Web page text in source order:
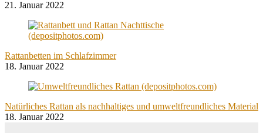
21. Januar 2022
Rattanbetten im Schlafzimmer
18. Januar 2022
Natürliches Rattan als nachhaltiges und umweltfreundliches Material
18. Januar 2022